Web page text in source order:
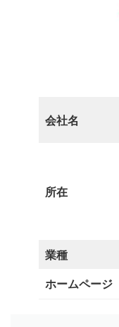
会社名
所在
業種
ホームページ